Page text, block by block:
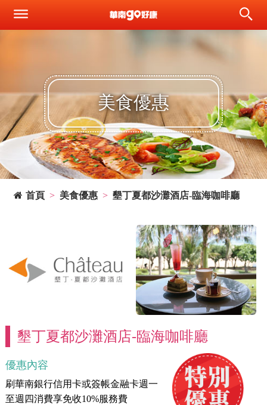
美食優惠
首頁 美食優惠 墾丁夏都沙灘酒店-臨海咖啡廳
墾丁夏都沙灘酒店-臨海咖啡廳
優惠內容
刷華南銀行信用卡或簽帳金融卡週一
至週四消費享免收10%服務費